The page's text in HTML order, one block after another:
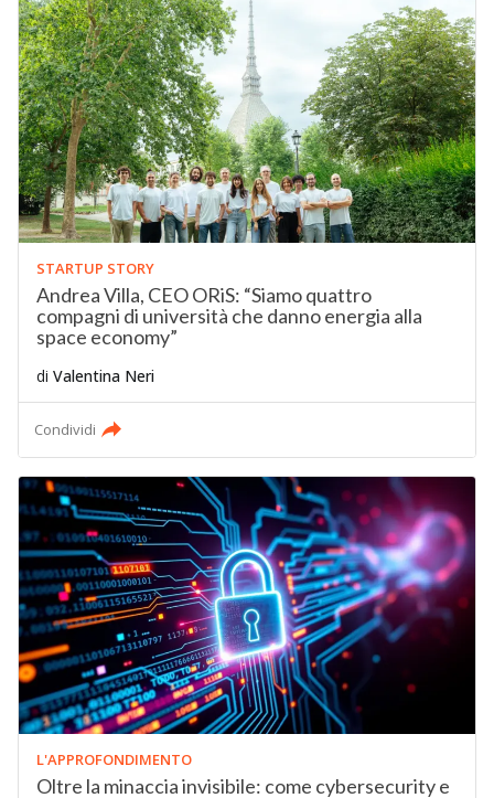
STARTUP STORY
Andrea Villa, CEO ORiS: “Siamo quattro
compagni di università che danno energia alla
space economy”
di Valentina Neri
Condividi
L'APPROFONDIMENTO
Oltre la minaccia invisibile: come cybersecurity e